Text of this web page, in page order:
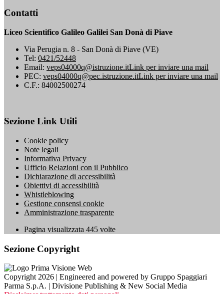
Contatti
Liceo Scientifico Galileo Galilei San Donà di Piave
Via Perugia n. 8 - San Donà di Piave (VE)
Tel: 0421/52448
Email: veps04000q@istruzione.itLink per inviare una mail
PEC: veps04000q@pec.istruzione.itLink per inviare una mail
C.F.: 84002500274
Sezione Link Utili
Cookie policy
Note legali
Informativa Privacy
Ufficio Relazioni con il Pubblico
Dichiarazione di accessibilità
Obiettivi di accessibilità
Whistleblowing
Gestione consensi cookie
Amministrazione trasparente
Pagina visualizzata 445 volte
Sezione Copyright
Copyright 2026 | Engineered and powered by Gruppo Spaggiari
Parma S.p.A. | Divisione Publishing & New Social Media